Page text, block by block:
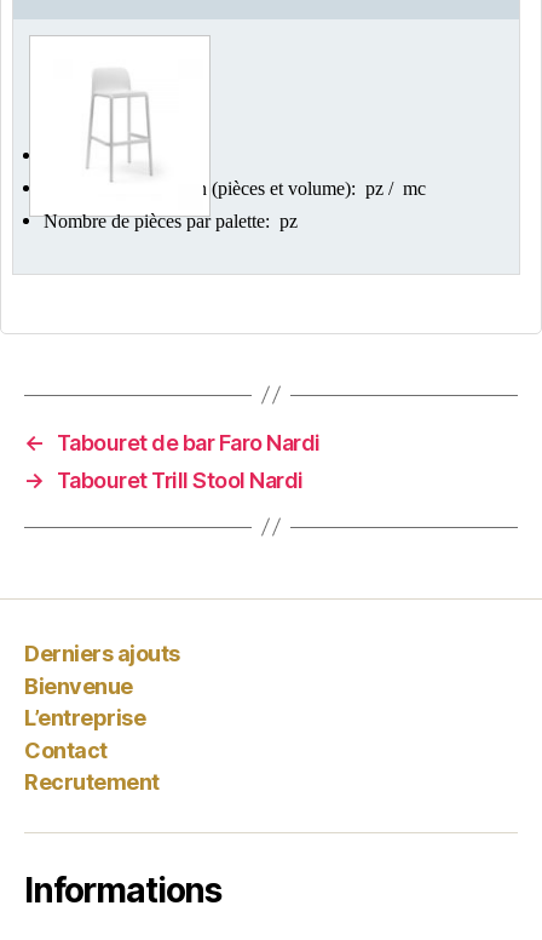
Poids: Kg
Emballages en carton (pièces et volume): pz / mc
Nombre de pièces par palette: pz
←
Tabouret de bar Faro Nardi
→
Tabouret Trill Stool Nardi
Derniers ajouts
Bienvenue
L’entreprise
Contact
Recrutement
Informations